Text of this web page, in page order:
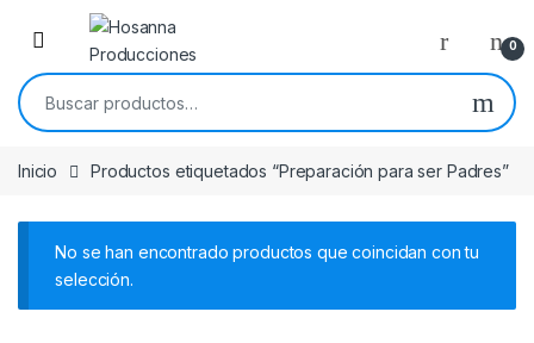
Skip to navigation
Skip to content
0
Buscar por:
Inicio Productos etiquetados “Preparación para ser Padres”
No se han encontrado productos que coincidan con tu
selección.